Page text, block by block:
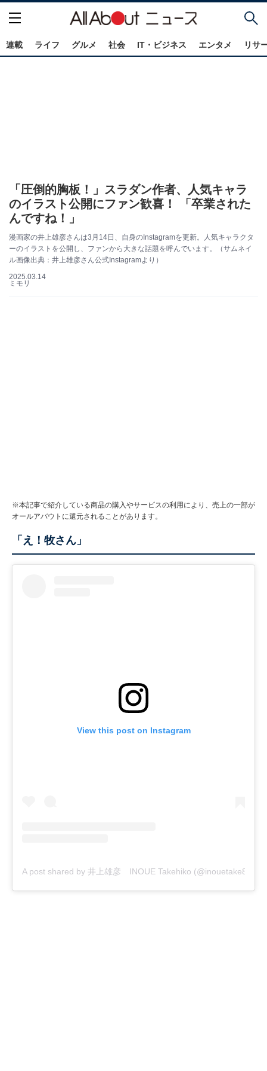
連載 ライフ グルメ 社会 IT・ビジネス エンタメ リサ
「圧倒的胸板！」スラダン作者、人気キャラ
のイラスト公開にファン歓喜！ 「卒業された
んですね！」
漫画家の井上雄彦さんは3月14日、自身のInstagramを更新。人気キャラクタ
ーのイラストを公開し、ファンから大きな話題を呼んでいます。（サムネイ
ル画像出典：井上雄彦さん公式Instagramより）
2025.03.14
ミモリ
※本記事で紹介している商品の購入やサービスの利用により、売上の一部が
オールアバウトに還元されることがあります。
「え！牧さん」
View this post on Instagram
A post shared by 井上雄彦 INOUE Takehiko (@inouetake88)